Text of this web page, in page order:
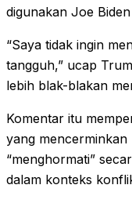
digunakan Joe
“Saya tidak ingin
tangguh,” ucap
lebih blak-blakan
Komentar itu
yang
“menghormati”
dalam konteks